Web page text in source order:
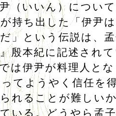
（いいん）につい
持ち出した「伊尹
」という伝説は、
殷本紀に記述され
では伊尹が料理人と
てようやく信任を
れることが難しい
いる。どうやら孟